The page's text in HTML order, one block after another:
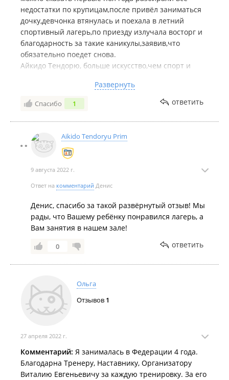
недостатки по крупицам,после привёл заниматься
дочку,девчонка втянулась и поехала в летний
спортивный лагерь,по приезду излучала восторг и
благодарность за такие каникулы,заявив,что
обязательно поедет снова.
Айкидо Тендорю, больше искусство,чем спорт и
Особенно,это будо,за счёт гармоничного
взаимодействия левого и правого полушария
головного мозга подтягивает слабое здоровье и
закаляет характер.
Президент федерации,Виталий Евгеньевич
Чистяков весьма деликатный и
квалифицированный тренер, может найти подход к
Самое главное решиться прийти и начать
заниматься,а далее процесс гармоничного
развития духа вас поглотит с головой.
Выражаю всем организаторам летнего спортивного
лагеря безграничную благодарность,браво,вы
смогли найти подход ко всем детям.
Развернуть
Спасибо 1 ответить
Aikido Tendoryu Prim
9 августа 2022 г.
Ответ на комментарий Денис
Денис, спасибо за такой развёрнутый отзыв! Мы
рады, что Вашему ребёнку понравился лагерь, а
Вам занятия в нашем зале!
0 ответить
Ольга
Отзывов 1
27 апреля 2022 г.
Комментарий: Я занималась в Федерации 4 года.
Благодарна Тренеру, Наставнику, Организатору
Виталию Евгеньевичу за каждую тренировку. За его